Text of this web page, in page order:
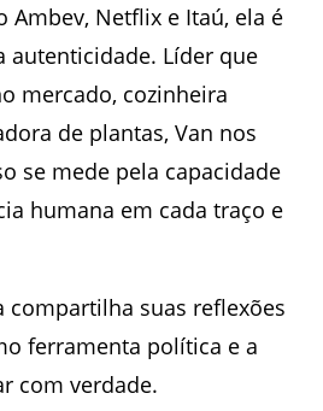
Ambev, Netflix e Itaú, ela é
autenticidade. Líder que
mercado, cozinheira
de plantas, Van nos
se mede pela capacidade
humana em cada traço e
compartilha suas reflexões
ferramenta política e a
com verdade.